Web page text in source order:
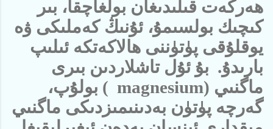
ھەركەت قىلىدىغان بولغاچقا، بىر
كىچىك بولسىمۇ، ئۇنىڭ كەملىكى ۋە
يوقلۇقى پۈتۈننى ھالاكەتكە ئىلىپ
بارىدۇ. بۇ ئۇل تاشلاردىن بىرى
ماگنىي (magnesium ) بولۇپ،
گەرچە پۈتۈن بەدىنىمىزدىكى ماگنىي